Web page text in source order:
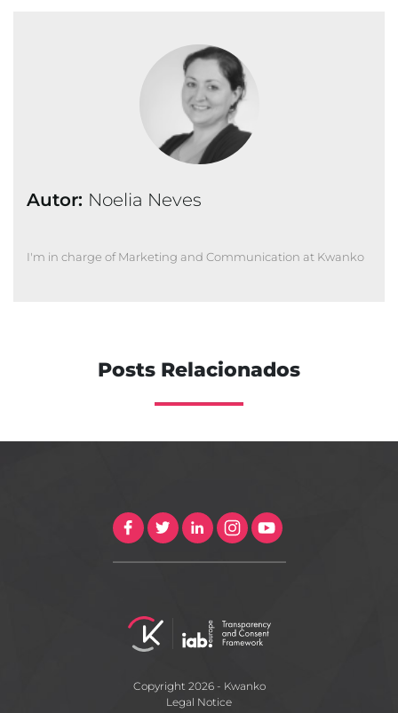
Autor: Noelia Neves
I'm in charge of Marketing and Communication at Kwanko
Posts Relacionados
Copyright 2026 - Kwanko
Legal Notice